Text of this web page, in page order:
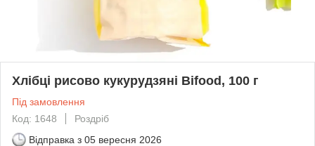
Хлібці рисово кукурудзяні Bifood, 100 г
Під замовлення
Код: 1648
Роздріб
Відправка з 05 вересня 2026